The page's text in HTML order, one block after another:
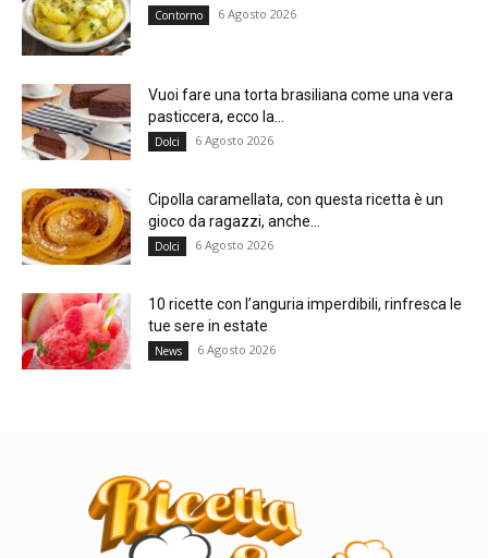
Contorno 6 Agosto 2026
Vuoi fare una torta brasiliana come una vera
pasticcera, ecco la...
Dolci 6 Agosto 2026
Cipolla caramellata, con questa ricetta è un
gioco da ragazzi, anche...
Dolci 6 Agosto 2026
10 ricette con l’anguria imperdibili, rinfresca le
tue sere in estate
News 6 Agosto 2026